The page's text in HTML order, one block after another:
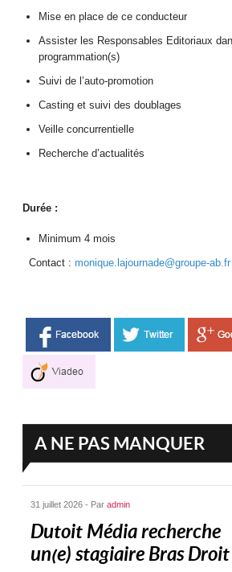
Mise en place de ce conducteur
Assister les Responsables Editoriaux
programmation(s)
Suivi de l’auto-promotion
Casting et suivi des doublages
Veille concurrentielle
Recherche d’actualités
Durée :
Minimum 4 mois
Contact :monique.lajournade@groupe-ab.fr
A NE PAS MANQUER
31 juillet 2026 - Paradmin
Dutoit Média recherche
un(e) stagiaire Bras Droit